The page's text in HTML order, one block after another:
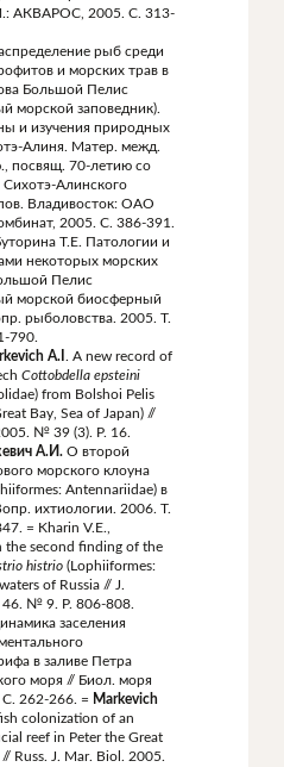
АКВАРОС, 2005. С. 313-
рыб среди
и морских трав в
Большой Пелис
морской заповедник).
и изучения природных
Алиня. Матер. межд.
посвящ. 70-летию со
Сихотэ-Алинского
Владивосток: ОАО
2005. С. 386-391.
Т.Е. Патологии и
некоторых морских
Пелис
морской биосферный
рыболовства. 2005. Т.
790.
A.I. A new record of
Cottobdella epsteini
from Bolshoi Pelis
Bay, Sea of Japan) //
№ 39 (3). P. 16.
А.И. О второй
морского клоуна
Antennariidae) в
ихтиологии. 2006. Т.
= Kharin V.E.,
the second finding of the
histrio (Lophiiformes:
of Russia // J.
46. № 9. P. 806-808.
заселения
в заливе Петра
моря // Биол. моря
262-266. = Markevich
colonization of an
reef in Peter the Great
// Russ. J. Mar. Biol. 2005.